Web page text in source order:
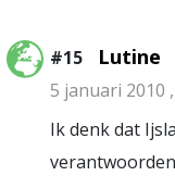
#15 Lutine
5 januari 2010
Ik denk dat